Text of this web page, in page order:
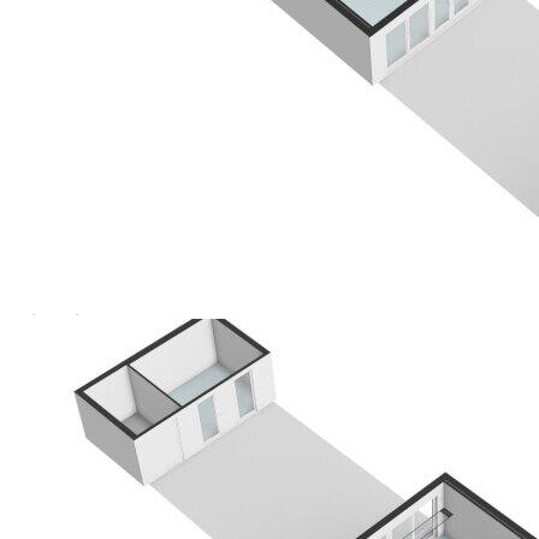
Label D, geldig tot 7 juli 2027. De woning is goed
Bouwjaar 1935, geheel gerenoveerd 2018;
Maandelijkse bijdrage VvE bedraagt € 100,--;
NEFIT cv-installatie 2018;
Niet - zelfbewonings clausule van toepassing;
Ouderdomsclausule van toepassing;
Gunstig gelegen t.o.v. faciliteiten;
Opleveren in overleg;
Verkoper behoudt zich het recht van gunning voor;